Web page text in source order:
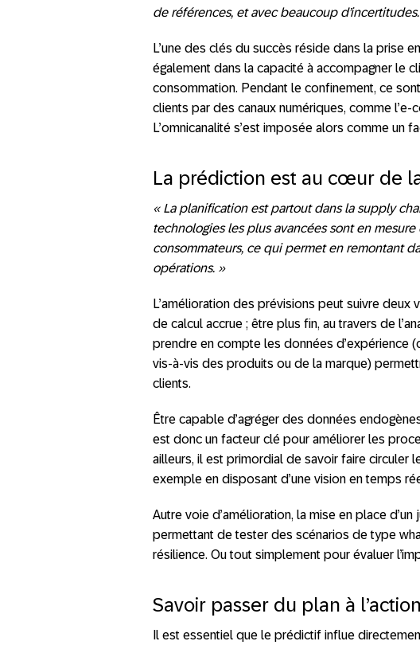
de références, et avec beaucoup
L’une des clés du succès réside dans la prise
également dans la capacité à accompagner le
consommation. Pendant le confinement, ce
clients par des canaux numériques, comme
L’omnicanalité s’est imposée alors comme un
La prédiction est au cœur de
« La planification est partout dans la supply
technologies les plus avancées sont en
consommateurs, ce qui permet en remontant
opérations. »
L’amélioration des prévisions peut suivre deux
de calcul accrue ; être plus fin, au travers de
prendre en compte les données d’expérience
vis-à-vis des produits ou de la marque)
clients.
Être capable d’agréger des données
est donc un facteur clé pour améliorer les
ailleurs, il est primordial de savoir faire circuler
exemple en disposant d’une vision en temps
Autre voie d’amélioration, la mise en place
permettant de tester des scénarios de type
résilience. Ou tout simplement pour évaluer
Savoir passer du plan à l’action
Il est essentiel que le prédictif influe